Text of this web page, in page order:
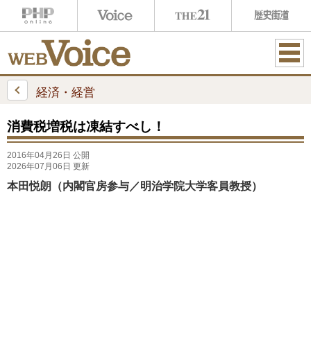
ME
経済・経営
消費税増税は凍結すべし！
2016年04月26日 公開
2026年07月06日 更新
本田悦朗（内閣官房参与／明治学院大学客員教授）